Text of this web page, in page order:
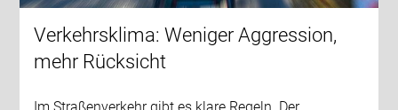
Verkehrsklima: Weniger Aggression,
mehr Rücksicht